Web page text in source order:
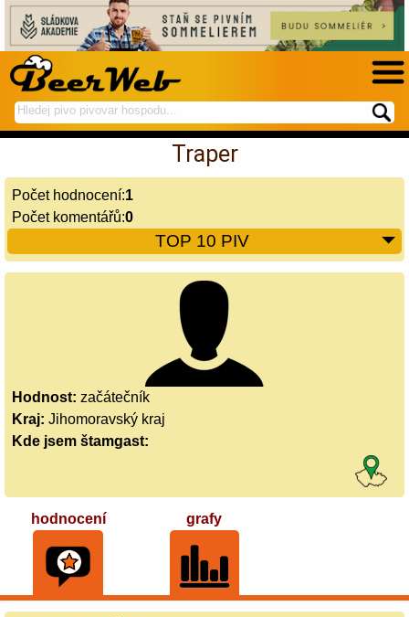
hledej
na
spustí
hledání
Traper
Počet hodnocení:1
Počet komentářů:0
TOP 10 PIV
Hodnost: začátečník
Kraj: Jihomoravský kraj
Kde jsem štamgast:
hodnocení grafy